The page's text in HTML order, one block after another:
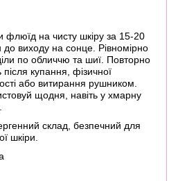
флюїд на чисту шкіру за 15-20
до виходу на сонце. Рівномірно
по обличчю та шиї. Повторно
після купання, фізичної
або витирання рушником.
щодня, навіть у хмарну
склад, безпечний для
шкіри.